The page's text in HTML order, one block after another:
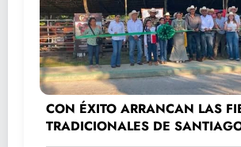
CON ÉXITO ARRANCAN LAS
TRADICIONALES DE